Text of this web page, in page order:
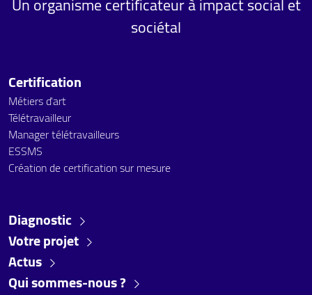
sociétal
Certification
Métiers d'art
Télétravailleur
Manager télétravailleurs
ESSMS
Création de certification sur mesure
Diagnostic
Votre projet
Actus
Qui sommes-nous ?